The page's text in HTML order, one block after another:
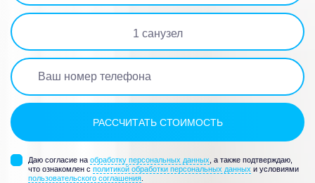
1 санузел
Даю согласие на обработку персональных данных , а также подтверждаю,
что ознакомлен с политикой обработки персональных данных и условиями
пользовательского соглашения